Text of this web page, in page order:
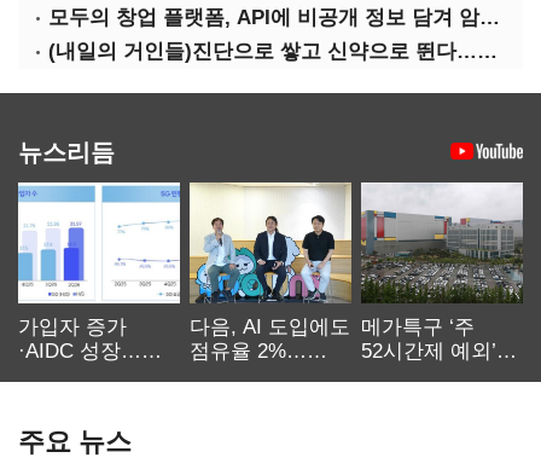
모두의 창업 플랫폼, API에 비공개 정보 담겨 암호키까지 새나갔다
(내일의 거인들)진단으로 쌓고 신약으로 뛴다…세니젠의 대전환
뉴스리듬
가입자 증가
·AIDC 성장…
다음, AI 도입에도
점유율 2%…
메가특구 ‘주
52시간제 예외’
주요 뉴스